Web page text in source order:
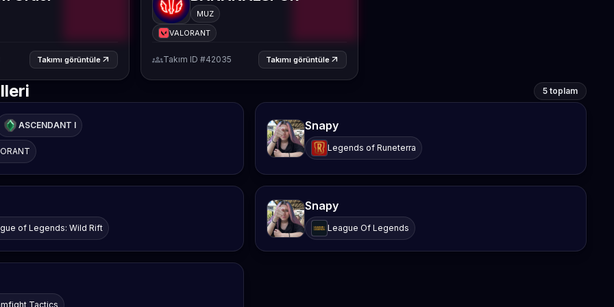
Takımı görüntüle arrow_outward
MUZ
VALORANT
groupsTakım ID #42035 Takımı görüntülearrow_outward
5 toplam
ASCENDANT I Snapy
Legends of Runeterra
of Legends: Wild Rift
Snapy
League Of Legends
Tactics